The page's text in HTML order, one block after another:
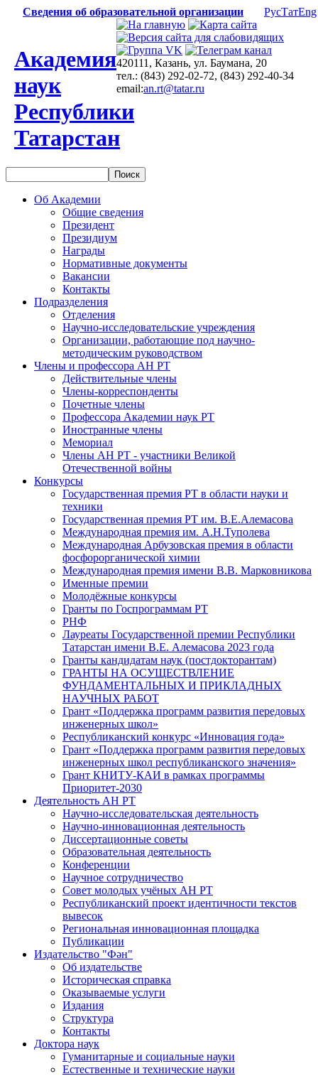
Сведения об образовательной организации РусТатEng
Академия
наук
Республики
Татарстан
420111, Казань, ул. Баумана, 20
тел.: (843) 292-02-72, (843) 292-40-34
email:an.rt@tatar.ru
Об Академии
Общие сведения
Президент
Президиум
Награды
Нормативные документы
Вакансии
Контакты
Подразделения
Отделения
Научно-исследовательские учреждения
Организации, работающие под научно-
методическим руководством
Члены и профессора АН РТ
Действительные члены
Члены-корреспонденты
Почетные члены
Профессора Академии наук РТ
Иностранные члены
Мемориал
Члены АН РТ - участники Великой
Отечественной войны
Конкурсы
Государственная премия РТ в области науки и
техники
Государственная премия РТ им. В.Е.Алемасова
Международная премия им. А.Н.Туполева
Международная Арбузовская премия в области
фосфорорганической химии
Международная премия имени В.В. Марковникова
Именные премии
Молодёжные конкурсы
Гранты по Госпрограммам РТ
РНФ
Лауреаты Государственной премии Республики
Татарстан имени В.Е. Алемасова 2023 года
Гранты кандидатам наук (постдокторантам)
ГРАНТЫ НА ОСУЩЕСТВЛЕНИЕ
ФУНДАМЕНТАЛЬНЫХ И ПРИКЛАДНЫХ
НАУЧНЫХ РАБОТ
Грант «Поддержка программ развития передовых
инженерных школ»
Республиканский конкурс «Инновация года»
Грант «Поддержка программ развития передовых
инженерных школ республиканского значения»
Грант КНИТУ-КАИ в рамках программы
Приоритет-2030
Деятельность АН РТ
Научно-исследовательская деятельность
Научно-инновационная деятельность
Диссертационные советы
Образовательная деятельность
Конференции
Научное сотрудничество
Совет молодых учёных АН РТ
Республиканский проект идентичности текстов
вывесок
Региональная инновационная площадка
Публикации
Издательство "Фән"
Об издательстве
Историческая справка
Оказываемые услуги
Издания
Структура
Контакты
Доктора наук
Гуманитарные и социальные науки
Естественные и технические науки